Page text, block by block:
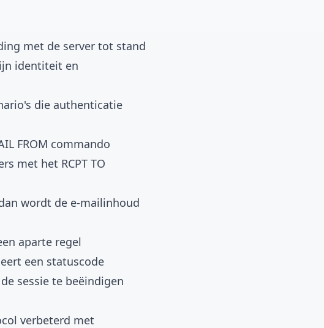
met de server tot stand
identiteit en
die authenticatie
FROM commando
met het RCPT TO
wordt de e-mailinhoud
aparte regel
een statuscode
sessie te beëindigen
verbeterd met